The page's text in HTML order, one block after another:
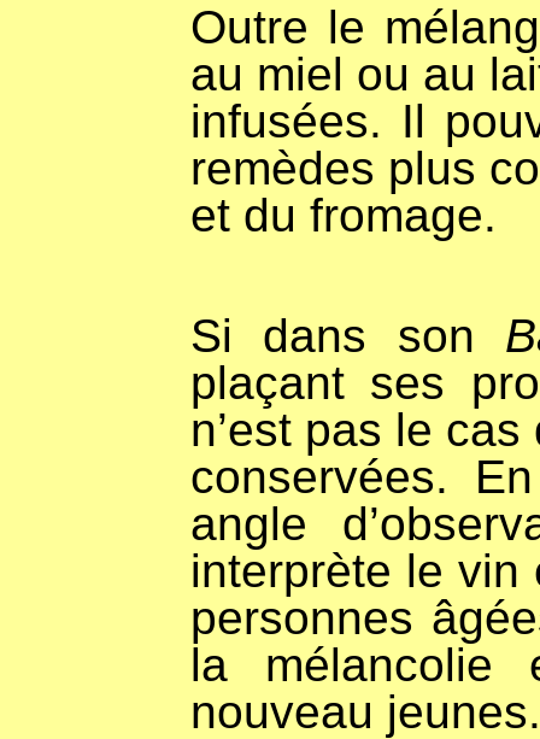
Outre le
au miel ou au
infusées. Il
remèdes plus
et du fromage.
Si dans son
plaçant ses
n’est pas le
conservées.
angle
interprète le vin
personnes
la mélancolie
nouveau jeunes.